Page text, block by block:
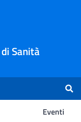
Sanità
Eventi